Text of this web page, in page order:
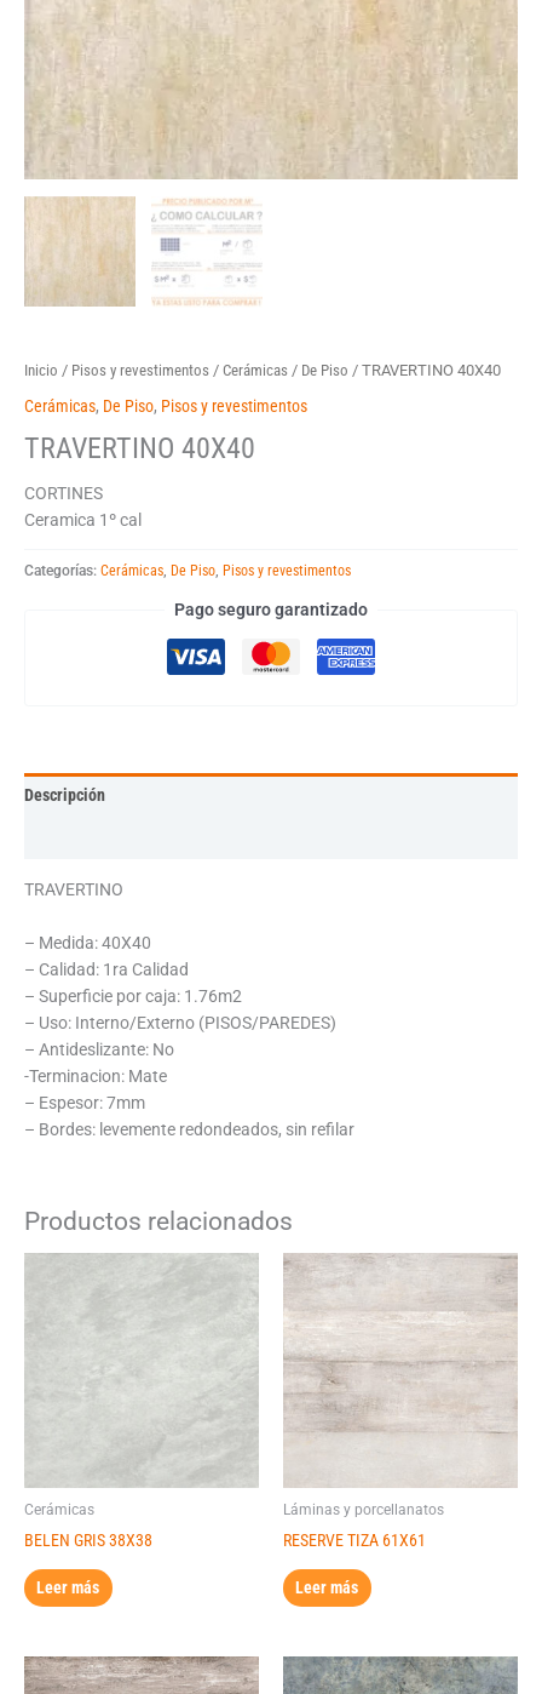
Inicio / Pisos y revestimentos / Cerámicas / De Piso / TRAVERTINO 40X40
Cerámicas, De Piso, Pisos y revestimentos
TRAVERTINO 40X40
CORTINES
Ceramica 1º cal
Categorías: Cerámicas, De Piso, Pisos y revestimentos
Pago seguro garantizado
Descripción
TRAVERTINO
– Medida: 40X40
– Calidad: 1ra Calidad
– Superficie por caja: 1.76m2
– Uso: Interno/Externo (PISOS/PAREDES)
– Antideslizante: No
-Terminacion: Mate
– Espesor: 7mm
– Bordes: levemente redondeados, sin refilar
Productos relacionados
Cerámicas
BELEN GRIS 38X38
Leer más
Láminas y porcellanatos
RESERVE TIZA 61X61
Leer más